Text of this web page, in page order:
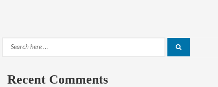
Search
Recent Comments